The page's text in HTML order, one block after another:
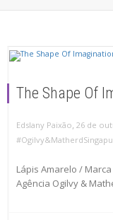
The Shape Of
Edslany Paixão 26 de
Lápis Amarelo /
Agência Ogilvy &